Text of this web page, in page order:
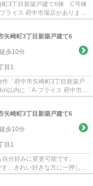
町3丁目新築戸建て6棟 C号棟
ライス 府中市場店がありま
ちら...
崎町3丁目新築戸建て6
歩10分
目1
「府中市矢崎町3丁目新築戸
以内に「A-プライス 府中市場
お...
崎町3丁目新築戸建て6
歩10分
目1
分好みに変更可能です。
。きれい好きな方に一押しな
の場所...